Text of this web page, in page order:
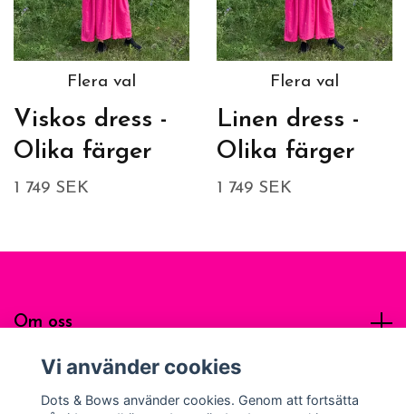
Flera val
Viskos dress -
Olika färger
1 749 SEK
Flera val
Linen dress -
Olika färger
1 749 SEK
Om oss
Sociala medier
Vi använder cookies
Dots & Bows använder cookies. Genom att fortsätta